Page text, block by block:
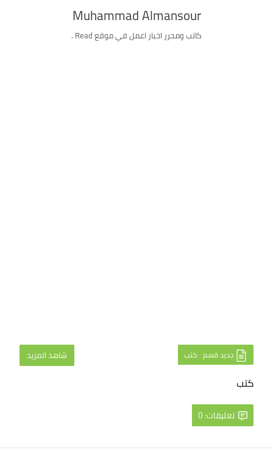
Muhammad Almansour
كاتب ومحرر اخبار اعمل في موقع Read .
جديد قسم : كتب شاهد المزيد
كتب
تعليقات: 0